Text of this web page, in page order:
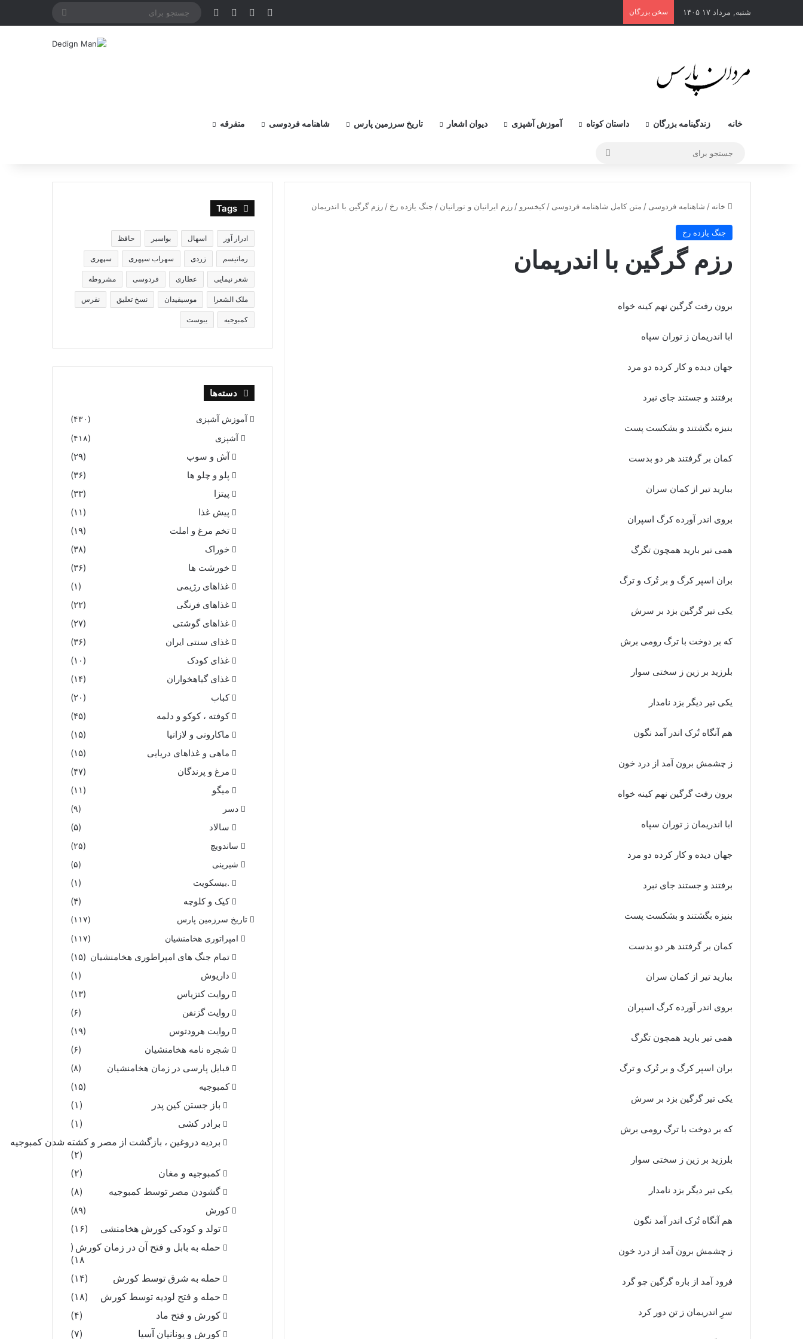
شنبه, مرداد ۱۷ ۱۴۰۵ سخن بزرگان فیس بوک یوتیوب اینستاگرام
خانه زندگینامه بزرگان داستان کوتاه آموزش آشپزی دیوان اشعار تاریخ سرزمین پارس شاهنامه فردوسی متفرقه
خانه / شاهنامه فردوسی / متن کامل شاهنامه فردوسی / کیخسرو / رزم ايرانيان و تورانيان / جنگ يازده رخ / رزم گرگین با اندریمان‏
جنگ يازده رخ
رزم گرگین با اندریمان‏
برون رفت گرگین نهم کینه خواه
ابا اندریمان ز توران سپاه‏
جهان دیده و کار کرده دو مرد
برفتند و جستند جاى نبرد
بنیزه بگشتند و بشکست پست
کمان بر گرفتند هر دو بدست‏
ببارید تیر از کمان سران
بروى اندر آورده کرگ اسپران‏
همى تیر بارید همچون تگرگ
بران اسپر کرگ و بر تُرک و ترگ‏
یکى تیر گرگین بزد بر سرش
که بر دوخت با ترگ رومى برش‏
بلرزید بر زین ز سختى سوار
یکى تیر دیگر بزد نامدار
هم آنگاه تُرک اندر آمد نگون
ز چشمش برون آمد از درد خون‏
برون رفت گرگین نهم کینه خواه
ابا اندریمان ز توران سپاه‏
جهان دیده و کار کرده دو مرد
برفتند و جستند جاى نبرد
بنیزه بگشتند و بشکست پست
کمان بر گرفتند هر دو بدست‏
ببارید تیر از کمان سران
بروى اندر آورده کرگ اسپران‏
همى تیر بارید همچون تگرگ
بران اسپر کرگ و بر تُرک و ترگ‏
یکى تیر گرگین بزد بر سرش
که بر دوخت با ترگ رومى برش‏
بلرزید بر زین ز سختى سوار
یکى تیر دیگر بزد نامدار
هم آنگاه تُرک اندر آمد نگون
ز چشمش برون آمد از درد خون‏
فرود آمد از باره گرگین چو گرد
سرِ اندریمان ز تن دور کرد
Tags
ادرار آور اسهال بواسیر حافظ
رماتیسم زردی سهراب سپهری سپهری
شعر نیمایی عطاری فردوسی مشروطه
ملک الشعرا موسیقیدان نسخ تعلیق نقرس
کمبوجیه یبوست
دسته‌ها
آموزش آشپزی (۴۳۰)
آشپزی (۴۱۸)
آش و سوپ
(۲۹)
پلو و چلو ها
(۳۶)
پیتزا
(۳۳)
پیش غذا
(۱۱)
تخم مرغ و املت
(۱۹)
خوراک
(۳۸)
خورشت ها
(۳۶)
غذاهای رژیمی
(۱)
غذاهای فرنگی
(۲۲)
غذاهای گوشتی
(۲۷)
غذای سنتی ایران
(۳۶)
غذای کودک
(۱۰)
غذای گیاهخواران
(۱۴)
کباب
(۲۰)
کوفته ، کوکو و دلمه
(۴۵)
ماکارونی و لازانیا
(۱۵)
ماهی و غذاهای دریایی
(۱۵)
مرغ و پرندگان
(۴۷)
میگو
(۱۱)
دسر (۹)
سالاد (۵)
ساندویچ
(۲۵)
شیرینی
(۵)
.بیسکویت
(۱)
کیک و کلوچه
(۴)
تاریخ سرزمین پارس (۱۱۷)
امپراتوری هخامنشیان (۱۱۷)
تمام جنگ های امپراطوری هخامنشیان (۱۵)
داریوش
(۱)
روایت کتزیاس
(۱۳)
روایت گزنفن
(۶)
روایت هرودتوس
(۱۹)
شجره نامه هخامنشیان
(۶)
قبایل پارسی در زمان هخامنشیان
(۸)
کمبوجیه
(۱۵)
باز جستن کین پدر
(۱)
برادر کشی
(۱)
بردیه دروغین ، بازگشت از مصر و کشته شدن کمبوجیه
(۲)
کمبوجیه و مغان
(۲)
گشودن مصر توسط کمبوجیه
(۸)
کورش
(۸۹)
تولد و کودکی کورش هخامنشی
(۱۶)
حمله به بابل و فتح آن در زمان کورش (
۱۸)
حمله به شرق توسط کورش
(۱۴)
حمله و فتح لودیه توسط کورش
(۱۸)
کورش و فتح ماد
(۴)
کورش و یونانیان آسیا
(۷)